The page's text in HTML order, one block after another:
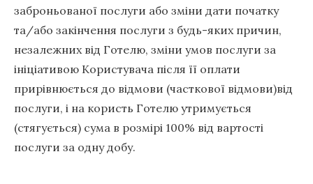
заброньованої послуги або зміни дати початку
та/або закінчення послуги з будь-яких причин,
незалежних від Готелю, зміни умов послуги за
ініціативою Користувача після її оплати
прирівнюється до відмови (часткової відмови)від
послуги, і на користь Готелю утримується
(стягується) сума в розмірі 100% від вартості
послуги за одну добу.